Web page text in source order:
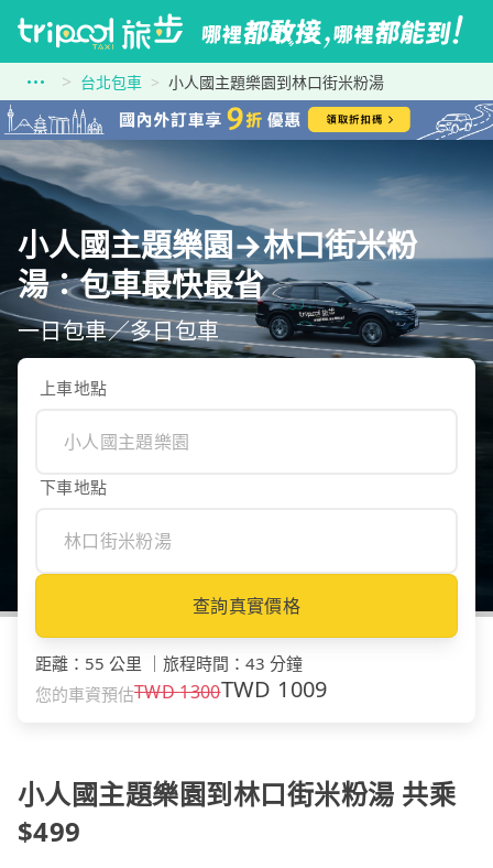
台北包車 小人國主題樂園到林口街米粉湯
小人國主題樂園→林口街米粉
湯：包車最快最省
一日包車／多日包車
上車地點
下車地點
查詢真實價格
距離 ： 55 公里 旅程時間 ： 43 分鐘
您的車資預估TWD1300TWD 1009
小人國主題樂園到林口街米粉湯 共乘
$499